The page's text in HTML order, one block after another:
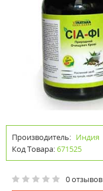
Производитель: Индия
Код Товара:671525
0 отзывов